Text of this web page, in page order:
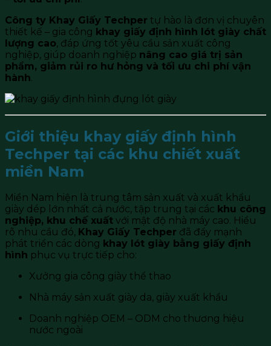
Công ty Khay Giấy Techper tự hào là đơn vị chuyên
thiết kế – gia công khay giấy định hình lót giày chất
lượng cao, đáp ứng tốt yêu cầu sản xuất công
nghiệp, giúp doanh nghiệp nâng cao giá trị sản
phẩm, giảm rủi ro hư hỏng và tối ưu chi phí vận
hành.
Giới thiệu khay giấy định hình
Techper tại các khu chiết xuất
miền Nam
Miền Nam hiện là trung tâm sản xuất và xuất khẩu
giày dép lớn nhất cả nước, tập trung tại các khu công
nghiệp, khu chế xuất với mật độ nhà máy cao. Hiểu
rõ nhu cầu đó, Khay Giấy Techper đã đẩy mạnh
phát triển các dòng khay lót giày bằng giấy định
hình phục vụ trực tiếp cho:
Xưởng gia công giày thể thao
Nhà máy sản xuất giày da, giày xuất khẩu
Doanh nghiệp OEM – ODM cho thương hiệu
nước ngoài